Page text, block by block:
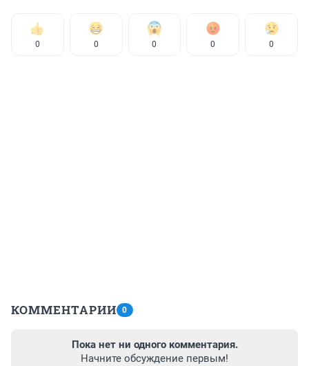
0 0 0 0 0
КОММЕНТАРИИ 0
Пока нет ни одного комментария.
Начните обсуждение первым!